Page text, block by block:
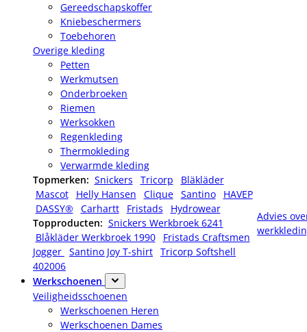
Gereedschapskoffer
Kniebeschermers
Toebehoren
Overige kleding
Petten
Werkmutsen
Onderbroeken
Riemen
Werksokken
Regenkleding
Thermokleding
Verwarmde kleding
Topmerken: Snickers Tricorp
Bläkläder
Mascot
Helly Hansen Clique Santino
HAVEP
DASSY®
Carhartt Fristads
Hydrowear
Topproducten: Snickers Werkbroek 6241
Blåkläder Werkbroek 1990
Fristads Craftsmen
Jogger Santino Joy T-shirt Tricorp Softshell
402006
Advies
Werkschoenen
Veiligheidsschoenen
Werkschoenen Heren
Werkschoenen Dames